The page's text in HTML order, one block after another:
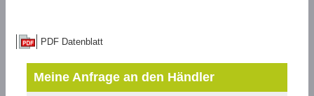
PDF Datenblatt
Meine Anfrage an den Händler